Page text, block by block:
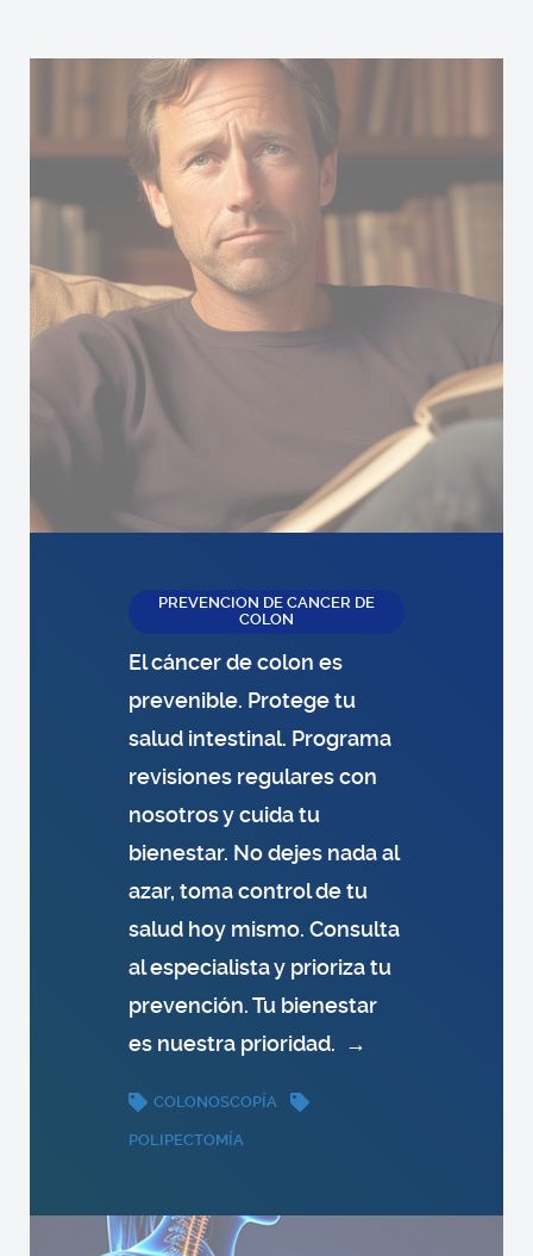
PREVENCION DE CANCER DE
COLON
El cáncer de colon es
prevenible. Protege tu
salud intestinal. Programa
revisiones regulares con
nosotros y cuida tu
bienestar. No dejes nada al
azar, toma control de tu
salud hoy mismo. Consulta
al especialista y prioriza tu
prevención. Tu bienestar
es nuestra prioridad. →
COLONOSCOPÍA
POLIPECTOMÍA